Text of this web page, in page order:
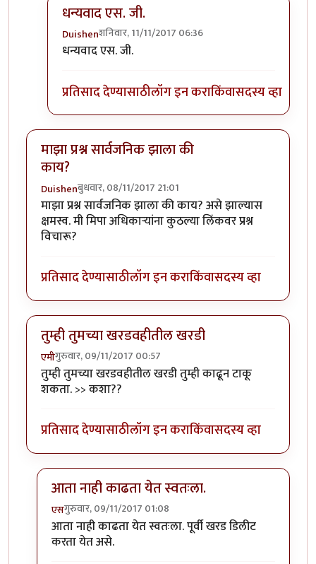
धन्यवाद एस. जी.
Duishenशनिवार, 11/11/2017 06:36
In reply toनीलकांत किंवा प्रशांत या
धन्यवाद एस. जी.
प्रतिसाद देण्यासाठीलॉग इन कराकिंवासदस्य व्हा
माझा प्रश्न सार्वजनिक झाला की
काय?
Duishenबुधवार, 08/11/2017 21:01
माझा प्रश्न सार्वजनिक झाला की काय? असे झाल्यास
क्षमस्व. मी मिपा अधिकाऱ्यांना कुठल्या लिंकवर प्रश्न
विचारू?
प्रतिसाद देण्यासाठीलॉग इन कराकिंवासदस्य व्हा
तुम्ही तुमच्या खरडवहीतील खरडी
एमीगुरुवार, 09/11/2017 00:57
तुम्ही तुमच्या खरडवहीतील खरडी तुम्ही काढून टाकू
शकता. >> कशा??
प्रतिसाद देण्यासाठीलॉग इन कराकिंवासदस्य व्हा
आता नाही काढता येत स्वतःला.
एसगुरुवार, 09/11/2017 01:08
In reply toतुम्ही तुमच्या खरडवहीतील खरडीby
आता नाही काढता येत स्वतःला. पूर्वी खरड डिलीट
करता येत असे.